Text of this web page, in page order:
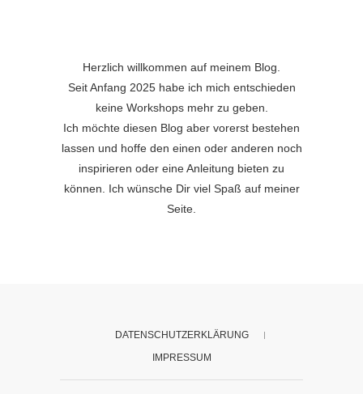
Herzlich willkommen auf meinem Blog.
Seit Anfang 2025 habe ich mich entschieden
keine Workshops mehr zu geben.
Ich möchte diesen Blog aber vorerst bestehen
lassen und hoffe den einen oder anderen noch
inspirieren oder eine Anleitung bieten zu
können. Ich wünsche Dir viel Spaß auf meiner
Seite.
DATENSCHUTZERKLÄRUNG
IMPRESSUM